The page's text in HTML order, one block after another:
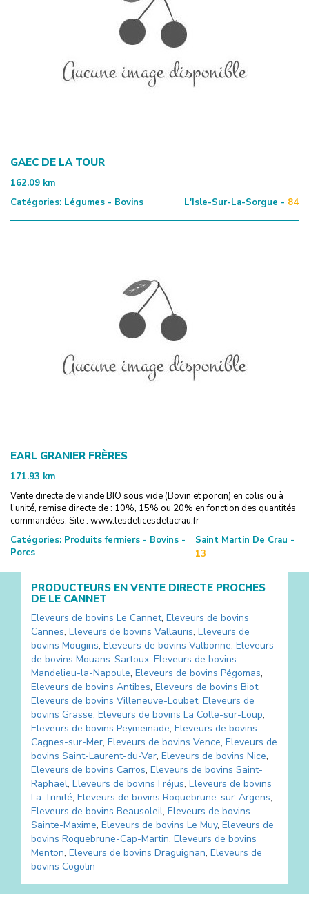
GAEC DE LA TOUR
162.09 km
Catégories: Légumes - Bovins L'Isle-Sur-La-Sorgue - 84
EARL GRANIER FRÈRES
171.93 km
Vente directe de viande BIO sous vide (Bovin et porcin) en colis ou à
l'unité, remise directe de : 10%, 15% ou 20% en fonction des quantités
commandées. Site : www.lesdelicesdelacrau.fr
Catégories: Produits fermiers - Bovins -
Porcs
Saint Martin De Crau -
13
PRODUCTEURS EN VENTE DIRECTE PROCHES
DE LE CANNET
Eleveurs de bovins Le Cannet, Eleveurs de bovins
Cannes, Eleveurs de bovins Vallauris, Eleveurs de
bovins Mougins, Eleveurs de bovins Valbonne, Eleveurs
de bovins Mouans-Sartoux, Eleveurs de bovins
Mandelieu-la-Napoule, Eleveurs de bovins Pégomas,
Eleveurs de bovins Antibes, Eleveurs de bovins Biot,
Eleveurs de bovins Villeneuve-Loubet, Eleveurs de
bovins Grasse, Eleveurs de bovins La Colle-sur-Loup,
Eleveurs de bovins Peymeinade, Eleveurs de bovins
Cagnes-sur-Mer, Eleveurs de bovins Vence, Eleveurs de
bovins Saint-Laurent-du-Var, Eleveurs de bovins Nice,
Eleveurs de bovins Carros, Eleveurs de bovins Saint-
Raphaël, Eleveurs de bovins Fréjus, Eleveurs de bovins
La Trinité, Eleveurs de bovins Roquebrune-sur-Argens,
Eleveurs de bovins Beausoleil, Eleveurs de bovins
Sainte-Maxime, Eleveurs de bovins Le Muy, Eleveurs de
bovins Roquebrune-Cap-Martin, Eleveurs de bovins
Menton, Eleveurs de bovins Draguignan, Eleveurs de
bovins Cogolin